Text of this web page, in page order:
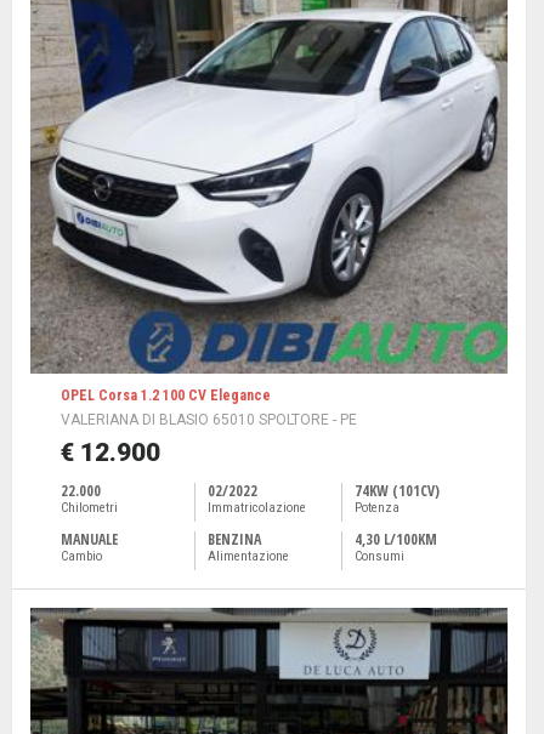
OPEL Corsa 1.2 100 CV Elegance
VALERIANA DI BLASIO 65010 SPOLTORE - PE
€ 12.900
22.000
Chilometri
02/2022
Immatricolazione
74KW (101CV)
Potenza
MANUALE
Cambio
BENZINA
Alimentazione
4,30 L/100KM
Consumi